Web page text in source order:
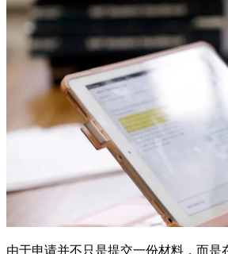
由于申请并不只是提交一份材料，而是